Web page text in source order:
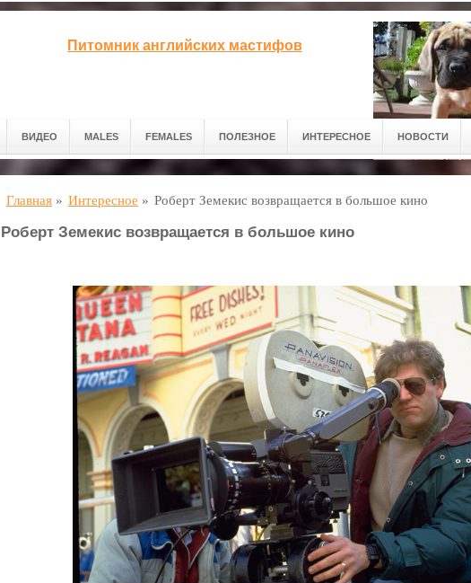
Питомник английских мастифов
ВИДЕО MALES FEMALES ПОЛЕЗНОЕ ИНТЕРЕСНОЕ НОВОСТИ
Главная » Интересное » Роберт Земекис возвращается в большое кино
Роберт Земекис возвращается в большое кино